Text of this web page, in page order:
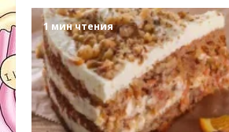
1 мин чтения